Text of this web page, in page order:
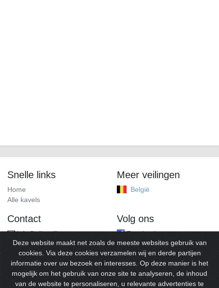
Snelle links
Home
Alle kavels
Meer veilingen
België
Contact
info@alleveilingen.net
Volg ons
Facebook
Deze website maakt net zoals de meeste websites gebruik van
cookies. Via deze cookies verzamelen wij en derde partijen
informatie over uw bezoek en interesses. Op deze manier is het
mogelijk om het gebruik van onze site te analyseren, de inhoud
van de website te personaliseren, u relevante advertenties te